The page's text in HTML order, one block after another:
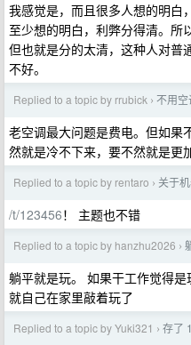
我感觉是，而且很多人想的明白
至少想的明白，利弊分得清。所
但也就是分的太清，这种人对普
不好。
Replied to a topic by rrubick › 不用空
老空调最大问题是费电。但如果
然就是冷不下来，要不然就是更
Replied to a topic by rentaro › 关于
/t/123456！ 主题也不错
Replied to a topic by hanzhu2026 ›
躺平就是玩。 如果干工作觉得
就自己在家里敲着玩了
Replied to a topic by Yuki321 › 存了